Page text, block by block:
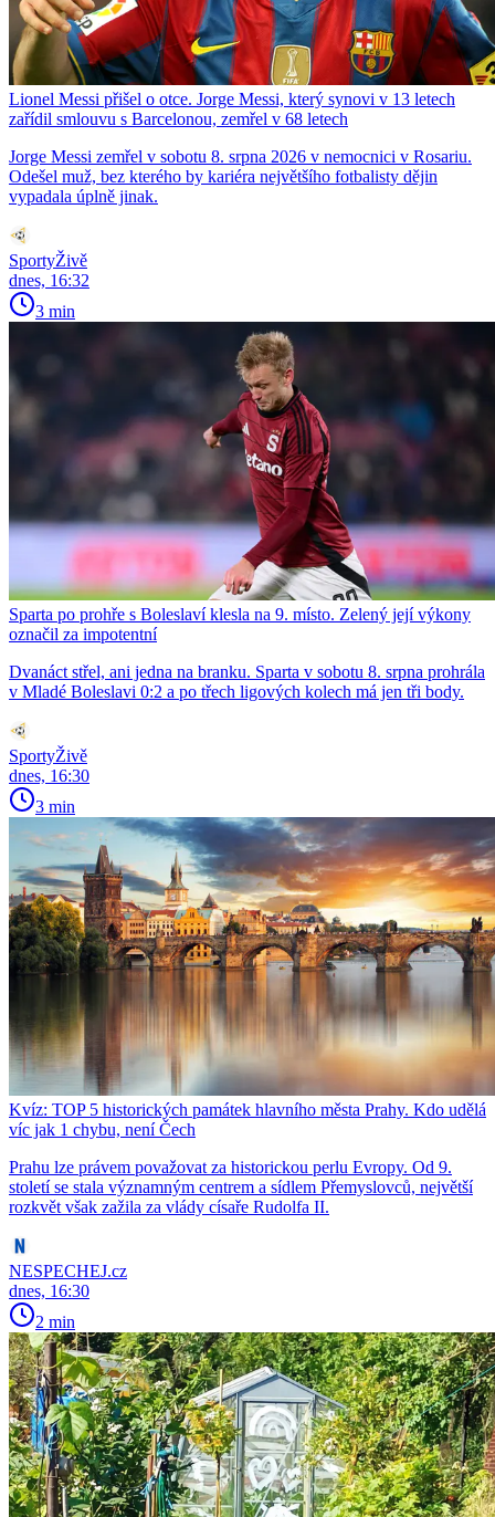
Lionel Messi přišel o otce. Jorge Messi, který synovi v 13 letech
zařídil smlouvu s Barcelonou, zemřel v 68 letech
Jorge Messi zemřel v sobotu 8. srpna 2026 v nemocnici v Rosariu.
Odešel muž, bez kterého by kariéra největšího fotbalisty dějin
vypadala úplně jinak.
SportyŽivě
dnes, 16:32
3 min
Sparta po prohře s Boleslaví klesla na 9. místo. Zelený její výkony
označil za impotentní
Dvanáct střel, ani jedna na branku. Sparta v sobotu 8. srpna prohrála
v Mladé Boleslavi 0:2 a po třech ligových kolech má jen tři body.
SportyŽivě
dnes, 16:30
3 min
Kvíz: TOP 5 historických památek hlavního města Prahy. Kdo udělá
víc jak 1 chybu, není Čech
Prahu lze právem považovat za historickou perlu Evropy. Od 9.
století se stala významným centrem a sídlem Přemyslovců, největší
rozkvět však zažila za vlády císaře Rudolfa II.
NESPECHEJ.cz
dnes, 16:30
2 min